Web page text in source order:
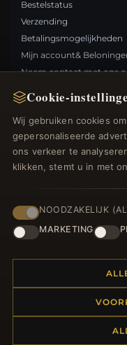
Cookie-
Wij gebruiken cookies
gepersonaliseerde
ons verkeer te
klikken, stemt u in met
NOODZAKELIJK
MARKETING
Bestelstatus
Verzending
Betalingsmogelijkheden
Mijn account&
Neem contact met ons
Nieuwe producten
Specials
Blog
Inloggen
© 2012–2026